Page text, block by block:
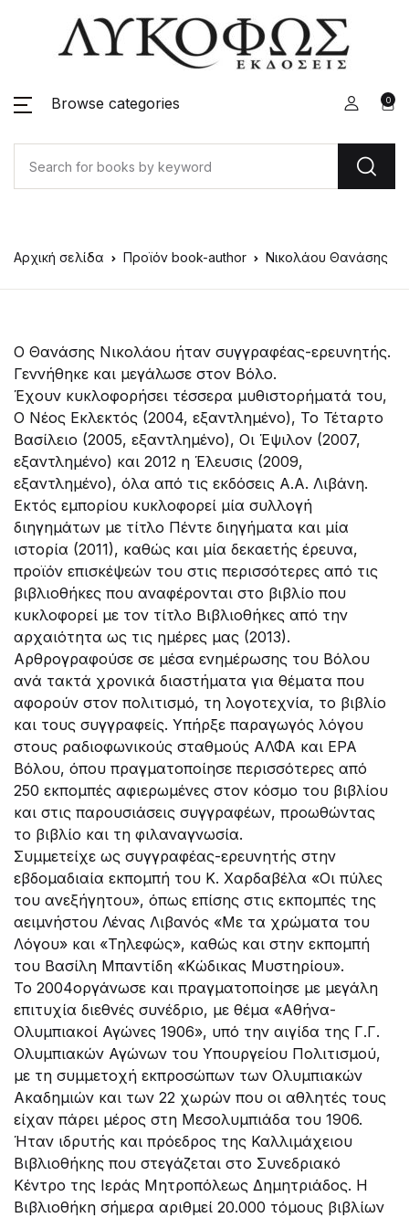
Browse categories 0
Αρχική σελίδα Προϊόν book-author Νικολάου Θανάσης
Ο Θανάσης Νικολάου ήταν συγγραφέας-ερευνητής.
Γεννήθηκε και μεγάλωσε στον Βόλο.
Έχουν κυκλοφορήσει τέσσερα μυθιστορήματά του,
Ο Νέος Εκλεκτός (2004, εξαντλημένο), Το Τέταρτο
Βασίλειο (2005, εξαντλημένο), Οι Έψιλον (2007,
εξαντλημένο) και 2012 η Έλευσις (2009,
εξαντλημένο), όλα από τις εκδόσεις Α.Α. Λιβάνη.
Εκτός εμπορίου κυκλοφορεί μία συλλογή
διηγημάτων με τίτλο Πέντε διηγήματα και μία
ιστορία (2011), καθώς και μία δεκαετής έρευνα,
προϊόν επισκέψεών του στις περισσότερες από τις
βιβλιοθήκες που αναφέρονται στο βιβλίο που
κυκλοφορεί με τον τίτλο Βιβλιοθήκες από την
αρχαιότητα ως τις ημέρες μας (2013).
Αρθρογραφούσε σε μέσα ενημέρωσης του Βόλου
ανά τακτά χρονικά διαστήματα για θέματα που
αφορούν στον πολιτισμό, τη λογοτεχνία, το βιβλίο
και τους συγγραφείς. Υπήρξε παραγωγός λόγου
στους ραδιοφωνικούς σταθμούς ΑΛΦΑ και ΕΡΑ
Βόλου, όπου πραγματοποίησε περισσότερες από
250 εκπομπές αφιερωμένες στον κόσμο του βιβλίου
και στις παρουσιάσεις συγγραφέων, προωθώντας
το βιβλίο και τη φιλαναγνωσία.
Συμμετείχε ως συγγραφέας-ερευνητής στην
εβδομαδιαία εκπομπή του Κ. Χαρδαβέλα «Οι πύλες
του ανεξήγητου», όπως επίσης στις εκπομπές της
αειμνήστου Λένας Λιβανός «Με τα χρώματα του
Λόγου» και «Τηλεφώς», καθώς και στην εκπομπή
του Βασίλη Μπαντίδη «Κώδικας Μυστηρίου».
Το 2004οργάνωσε και πραγματοποίησε με μεγάλη
επιτυχία διεθνές συνέδριο, με θέμα «Αθήνα-
Ολυμπιακοί Αγώνες 1906», υπό την αιγίδα της Γ.Γ.
Ολυμπιακών Αγώνων του Υπουργείου Πολιτισμού,
με τη συμμετοχή εκπροσώπων των Ολυμπιακών
Ακαδημιών και των 22 χωρών που οι αθλητές τους
είχαν πάρει μέρος στη Μεσολυμπιάδα του 1906.
Ήταν ιδρυτής και πρόεδρος της Καλλιμάχειου
Βιβλιοθήκης που στεγάζεται στο Συνεδριακό
Κέντρο της Ιεράς Μητροπόλεως Δημητριάδος. Η
Βιβλιοθήκη σήμερα αριθμεί 20.000 τόμους βιβλίων